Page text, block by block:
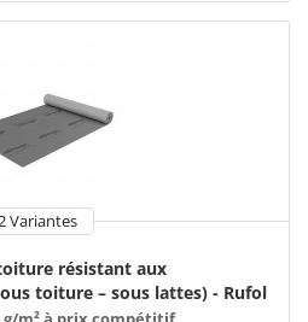
Variantes
résistant aux
toiture – sous lattes) - Rufol